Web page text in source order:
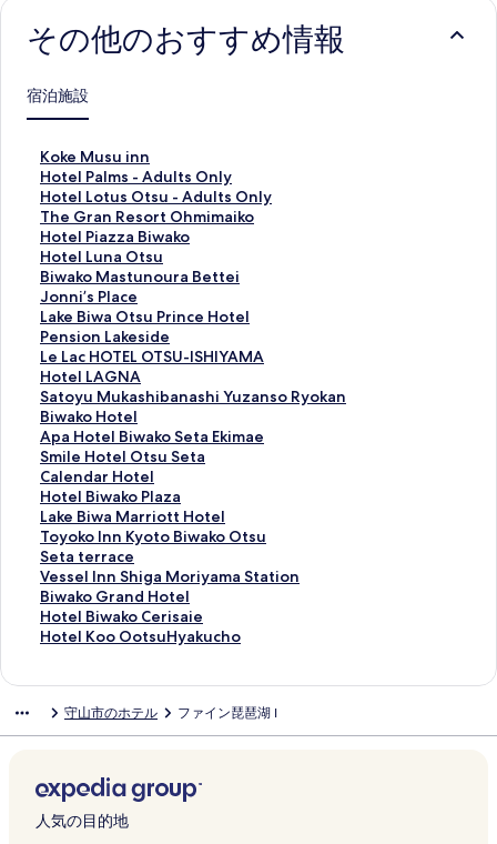
その他のおすすめ情報
宿泊施設
Koke Musu inn
K
o
k
e
M
u
s
u
i
n
n
の
ペ
ー
ジ
を
開
く
リ
ン
ク
Hotel Palms - Adults Only
H
o
t
e
l
P
a
l
m
s
-
A
d
u
l
t
s
O
n
l
y
の
ペ
ー
く
リ
Hotel Lotus Otsu - Adults Only
H
o
t
e
l
L
o
t
u
s
O
t
s
u
-
A
d
u
l
t
s
O
n
ペ
ー
開
く
リ
The Gran Resort Ohmimaiko
T
h
e
G
r
a
n
R
e
s
o
r
t
O
h
m
i
m
a
i
k
o
ジ
を
リ
ン
ク
Hotel Piazza Biwako
H
o
t
e
l
P
i
a
z
z
a
B
i
w
a
k
o
の
ペ
ー
ジ
リ
ン
Hotel Luna Otsu
H
o
t
e
l
L
u
n
a
O
t
s
u
の
ペ
ー
ジ
を
開
く
Biwako Mastunoura Bettei
B
i
w
a
k
o
M
a
s
t
u
n
o
u
r
a
B
e
t
の
ペ
を
開
く
Jonni’s Place
J
o
n
n
i
’
s
P
l
a
c
e
の
ペ
ー
ジ
を
開
ク
Lake Biwa Otsu Prince Hotel
L
a
k
e
B
i
w
a
O
t
s
u
P
r
i
n
c
e
ペ
ー
ジ
Pension Lakeside
P
e
n
s
i
o
n
L
a
k
e
s
i
d
e
の
を
開
ン
ク
Le Lac HOTEL OTSU-ISHIYAMA
L
e
L
a
c
H
O
T
E
L
O
T
S
U
-
Y
A
の
ペ
Hotel LAGNA
H
o
t
e
l
L
A
G
N
A
の
ペ
ー
ジ
リ
ン
Satoyu Mukashibanashi Yuzanso Ryokan
S
a
t
o
y
u
M
u
k
a
s
h
i
s
Y
u
Biwako Hotel
B
i
w
a
k
o
H
o
t
e
l
の
を
開
ン
ク
Apa Hotel Biwako Seta Ekimae
A
p
a
H
o
t
e
l
B
i
w
e
E
k
Smile Hotel Otsu Seta
S
m
i
l
e
H
o
t
e
l
S
a
の
ペ
Calendar Hotel
C
a
l
e
n
d
a
r
H
の
ジ
を
開
Hotel Biwako Plaza
H
o
t
e
l
B
i
w
l
a
の
ペ
Lake Biwa Marriott Hotel
L
a
k
e
B
i
w
r
t
t
H
Toyoko Inn Kyoto Biwako Otsu
T
o
y
o
k
o
y
o
B
Seta terrace
S
e
t
a
t
c
ペ
ー
ジ
Vessel Inn Shiga Moriyama Station
V
e
s
s
n
i
g
Biwako Grand Hotel
B
i
w
G
r
d
H
Hotel Biwako Cerisaie
H
o
i
k
o
Hotel Koo OotsuHyakucho
H
K
O
o
守山市のホテル ファイン琵琶湖 I
人気の目的地